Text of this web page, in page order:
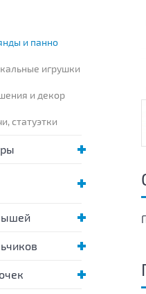
и панно
игрушки
и декор
статуэтки